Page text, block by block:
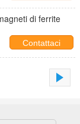
di ferrite
Contattaci